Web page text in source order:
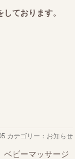
ております。
カテゴリー：お知らせ
ベビーマッサージ